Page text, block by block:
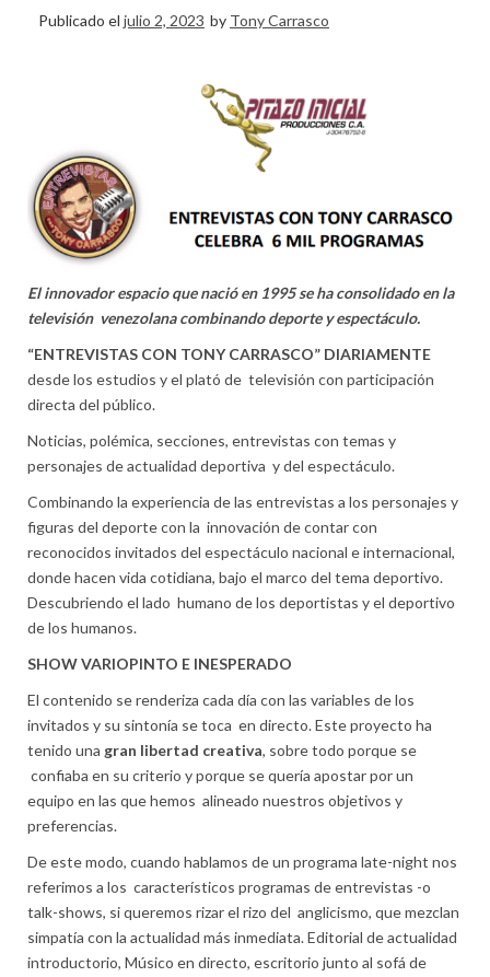
Publicado el julio 2, 2023 by Tony Carrasco
El innovador espacio que nació en 1995 se ha consolidado en la
televisión venezolana combinando deporte y espectáculo.
“ENTREVISTAS CON TONY CARRASCO” DIARIAMENTE
desde los estudios y el plató de televisión con participación
directa del público.
Noticias, polémica, secciones, entrevistas con temas y
personajes de actualidad deportiva y del espectáculo.
Combinando la experiencia de las entrevistas a los personajes y
figuras del deporte con la innovación de contar con
reconocidos invitados del espectáculo nacional e internacional,
donde hacen vida cotidiana, bajo el marco del tema deportivo.
Descubriendo el lado humano de los deportistas y el deportivo
de los humanos.
SHOW VARIOPINTO E INESPERADO
El contenido se renderiza cada día con las variables de los
invitados y su sintonía se toca en directo. Este proyecto ha
tenido una gran libertad creativa, sobre todo porque se
confiaba en su criterio y porque se quería apostar por un
equipo en las que hemos alineado nuestros objetivos y
preferencias.
De este modo, cuando hablamos de un programa late-night nos
referimos a los característicos programas de entrevistas -o
talk-shows, si queremos rizar el rizo del anglicismo, que mezclan
simpatía con la actualidad más inmediata. Editorial de actualidad
introductorio, Músico en directo, escritorio junto al sofá de